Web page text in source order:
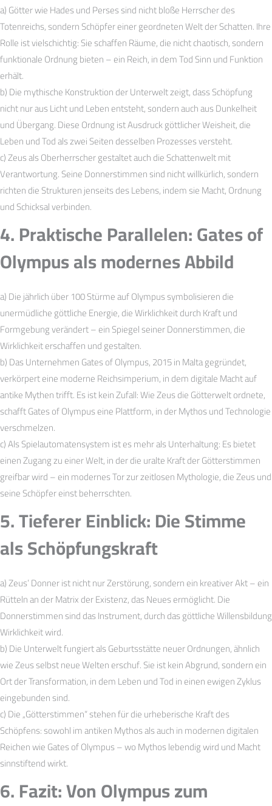
a) Götter wie Hades und Perses sind nicht bloße Herrscher des
Totenreichs, sondern Schöpfer einer geordneten Welt der Schatten. Ihre
Rolle ist vielschichtig: Sie schaffen Räume, die nicht chaotisch, sondern
funktionale Ordnung bieten – ein Reich, in dem Tod Sinn und Funktion
erhält.
b) Die mythische Konstruktion der Unterwelt zeigt, dass Schöpfung
nicht nur aus Licht und Leben entsteht, sondern auch aus Dunkelheit
und Übergang. Diese Ordnung ist Ausdruck göttlicher Weisheit, die
Leben und Tod als zwei Seiten desselben Prozesses versteht.
c) Zeus als Oberherrscher gestaltet auch die Schattenwelt mit
Verantwortung. Seine Donnerstimmen sind nicht willkürlich, sondern
richten die Strukturen jenseits des Lebens, indem sie Macht, Ordnung
und Schicksal verbinden.
4. Praktische Parallelen: Gates of
Olympus als modernes Abbild
a) Die jährlich über 100 Stürme auf Olympus symbolisieren die
unermüdliche göttliche Energie, die Wirklichkeit durch Kraft und
Formgebung verändert – ein Spiegel seiner Donnerstimmen, die
Wirklichkeit erschaffen und gestalten.
b) Das Unternehmen Gates of Olympus, 2015 in Malta gegründet,
verkörpert eine moderne Reichsimperium, in dem digitale Macht auf
antike Mythen trifft. Es ist kein Zufall: Wie Zeus die Götterwelt ordnete,
schafft Gates of Olympus eine Plattform, in der Mythos und Technologie
verschmelzen.
c) Als Spielautomatensystem ist es mehr als Unterhaltung: Es bietet
einen Zugang zu einer Welt, in der die uralte Kraft der Götterstimmen
greifbar wird – ein modernes Tor zur zeitlosen Mythologie, die Zeus und
seine Schöpfer einst beherrschten.
5. Tieferer Einblick: Die Stimme
als Schöpfungskraft
a) Zeus’ Donner ist nicht nur Zerstörung, sondern ein kreativer Akt – ein
Rütteln an der Matrix der Existenz, das Neues ermöglicht. Die
Donnerstimmen sind das Instrument, durch das göttliche Willensbildung
Wirklichkeit wird.
b) Die Unterwelt fungiert als Geburtsstätte neuer Ordnungen, ähnlich
wie Zeus selbst neue Welten erschuf. Sie ist kein Abgrund, sondern ein
Ort der Transformation, in dem Leben und Tod in einen ewigen Zyklus
eingebunden sind.
c) Die „Götterstimmen“ stehen für die urheberische Kraft des
Schöpfens: sowohl im antiken Mythos als auch in modernen digitalen
Reichen wie Gates of Olympus – wo Mythos lebendig wird und Macht
sinnstiftend wirkt.
6. Fazit: Von Olympus zum